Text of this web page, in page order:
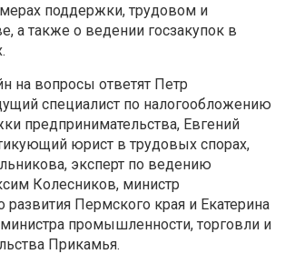
поддержки, трудовом и
а также о ведении госзакупок в
на вопросы ответят Петр
специалист по налогообложению
предпринимательства, Евгений
юрист в трудовых спорах,
эксперт по ведению
Колесников, министр
развития Пермского края и Екатерина
промышленности, торговли и
Прикамья.